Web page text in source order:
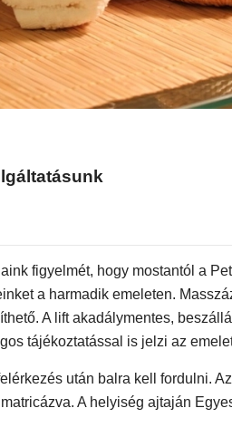
figyelmét, hogy mostantól a
a harmadik emeleten.
A lift akadálymentes,
tájékoztatással is jelzi az
után balra kell fordulni.
A helyiség ajtaján